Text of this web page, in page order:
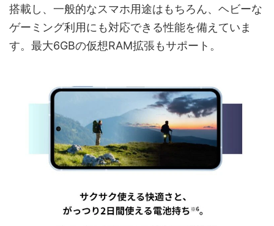
搭載し、一般的なスマホ用途はもちろん、ヘビーな
ゲーミング利用にも対応できる性能を備えていま
す。最大6GBの仮想RAM拡張もサポート。